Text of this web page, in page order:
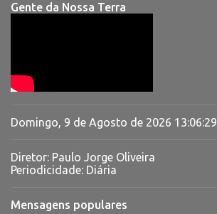
Gente da Nossa Terra
Domingo, 9 de Agosto de 2026 13:06:30
Diretor: Paulo Jorge Oliveira
Periodicidade: Diária
Mensagens populares